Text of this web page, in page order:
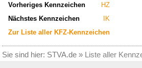
Vorheriges Kennzeichen
HZ
Nächstes Kennzeichen
IK
Zur Liste aller KFZ-Kennzeichen
Sie sind hier: STVA.de » Liste aller